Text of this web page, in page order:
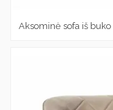
Aksominė sofa iš